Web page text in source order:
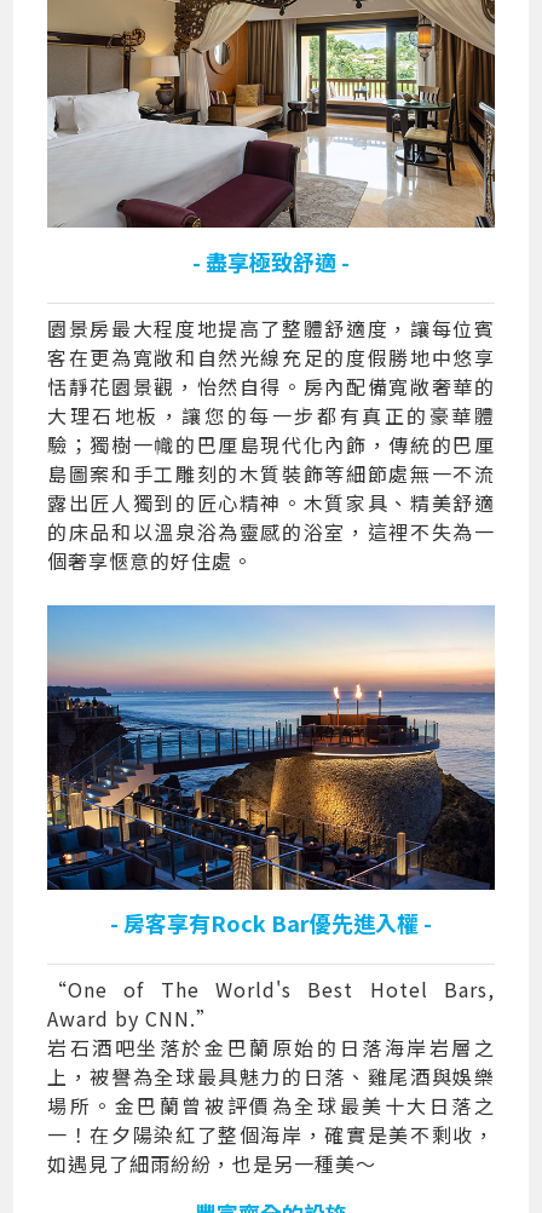
- 盡享極致舒適 -
園景房最大程度地提高了整體舒適度，讓每位賓
客在更為寬敞和自然光線充足的度假勝地中悠享
恬靜花園景觀，怡然自得。房內配備寬敞奢華的
大理石地板，讓您的每一步都有真正的豪華體
驗；獨樹一幟的巴厘島現代化內飾，傳統的巴厘
島圖案和手工雕刻的木質裝飾等細節處無一不流
露出匠人獨到的匠心精神。木質家具、精美舒適
的床品和以溫泉浴為靈感的浴室，這裡不失為一
個奢享愜意的好住處。
- 房客享有Rock Bar優先進入權 -
“One of The World's Best Hotel Bars,
Award by CNN.”
岩石酒吧坐落於金巴蘭原始的日落海岸岩層之
上，被譽為全球最具魅力的日落、雞尾酒與娛樂
場所。金巴蘭曾被評價為全球最美十大日落之
一！在夕陽染紅了整個海岸，確實是美不剩收，
如遇見了細雨紛紛，也是另一種美～